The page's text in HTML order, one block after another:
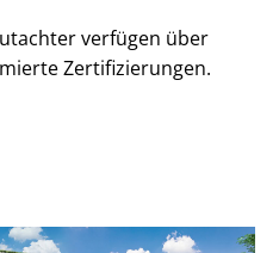
verfügen über
Zer­ti­fi­zie­run­gen.